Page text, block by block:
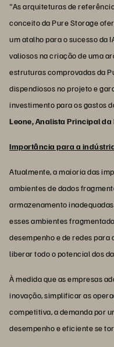
"As arquiteturas de
conceito da Pure Storage
um atalho para o sucesso da
valiosos na criação de uma
estruturas comprovadas da
dispendiosos no projeto e
investimento para os gastos
Leone, Analista Principal da
Importância para a
Atualmente, a maioria das
ambientes de dados
armazenamento
esses ambientes
desempenho e de redes para
liberar todo o potencial dos
À medida que as empresas
inovação, simplificar as
competitiva, a demanda por
desempenho e eficiente se